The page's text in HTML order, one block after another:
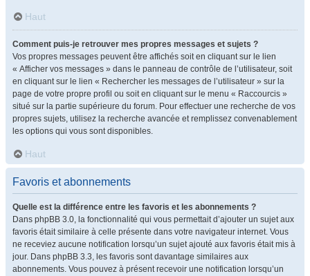
Haut
Comment puis-je retrouver mes propres messages et sujets ?
Vos propres messages peuvent être affichés soit en cliquant sur le lien
« Afficher vos messages » dans le panneau de contrôle de l’utilisateur, soit
en cliquant sur le lien « Rechercher les messages de l’utilisateur » sur la
page de votre propre profil ou soit en cliquant sur le menu « Raccourcis »
situé sur la partie supérieure du forum. Pour effectuer une recherche de vos
propres sujets, utilisez la recherche avancée et remplissez convenablement
les options qui vous sont disponibles.
Haut
Favoris et abonnements
Quelle est la différence entre les favoris et les abonnements ?
Dans phpBB 3.0, la fonctionnalité qui vous permettait d’ajouter un sujet aux
favoris était similaire à celle présente dans votre navigateur internet. Vous
ne receviez aucune notification lorsqu’un sujet ajouté aux favoris était mis à
jour. Dans phpBB 3.3, les favoris sont davantage similaires aux
abonnements. Vous pouvez à présent recevoir une notification lorsqu’un